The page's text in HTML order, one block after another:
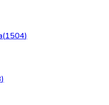
(1504)
)